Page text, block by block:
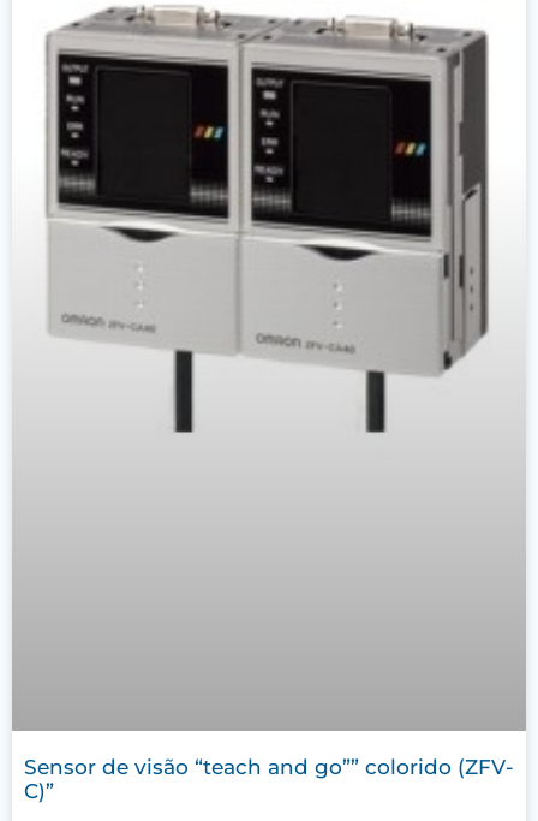
Sensor de visão “teach and go”” colorido (ZFV-
C)”